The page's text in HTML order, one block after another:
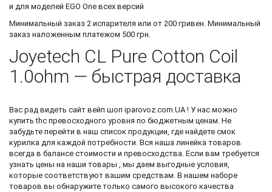
и для моделей EGO One всех версий
Минимальный заказ 2 испарителя или от 200 гривен. Минимальный
заказ наложенным платежом 500 грн.
Joyetech CL Pure Cotton Coil
1.0ohm — быстрая доставка
Вас рад видеть сайт вейп шоп iparovoz.com.UA ! У нас можно
купить thc превосходного уровня по бюджетным ценам. Не
забудьте перейти в наш список продукции, где найдете смок
курилка для каждой потребности. Вся наша линейка товаров
всегда в балансе стоимости и превосходства. Если вам требуется
узнать цены на наши товары , мы даем выгодные условия,
которые соответствуют вашим средствам. В нашем наборе
товаров вы обнаружите только самого высокого качества